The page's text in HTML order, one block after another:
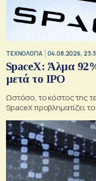
ΤΕΧΝΟΛΟΓΙΑ 04.08.2026,
SpaceX: Άλμα
μετά το IPO
Ωστόσο, το κόστος της
SpaceX προβληματίζει